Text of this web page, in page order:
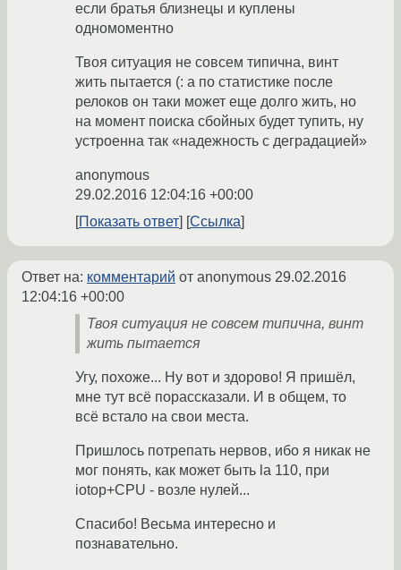
если братья близнецы и куплены
одномоментно
Твоя ситуация не совсем типична, винт
жить пытается (: а по статистике после
релоков он таки может еще долго жить, но
на момент поиска сбойных будет тупить, ну
устроенна так «надежность с деградацией»
anonymous
29.02.2016 12:04:16 +00:00
Показать ответ
Ссылка
Ответ на: комментарий от anonymous 29.02.2016
12:04:16 +00:00
Твоя ситуация не совсем типична, винт
жить пытается
Угу, похоже... Ну вот и здорово! Я пришёл,
мне тут всё порассказали. И в общем, то
всё встало на свои места.
Пришлось потрепать нервов, ибо я никак не
мог понять, как может быть la 110, при
iotop+CPU - возле нулей...
Спасибо! Весьма интересно и
познавательно.